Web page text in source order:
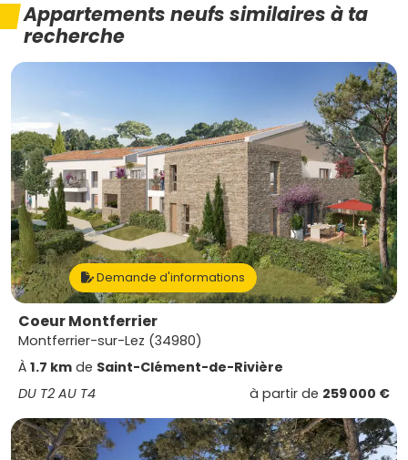
Appartements neufs similaires à ta
recherche
Demande d'informations
Coeur Montferrier
Montferrier-sur-Lez (34980)
À 1.7 km de Saint-Clément-de-Rivière
DU T2 AU T4
à partir de 259 000 €